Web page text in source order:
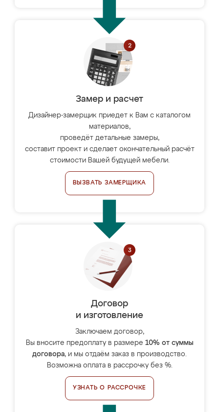
Замер и расчет
Дизайнер-замерщик приедет к Вам с каталогом
материалов,
проведёт детальные замеры,
составит проект и сделает окончательный расчёт
стоимости Вашей будущей мебели.
ВЫЗВАТЬ ЗАМЕРЩИКА
Договор
и изготовление
Заключаем договор,
Вы вносите предоплату в размере 10% от суммы
договора, и мы отдаём заказ в производство.
Возможна оплата в рассрочку без %.
УЗНАТЬ О РАССРОЧКЕ